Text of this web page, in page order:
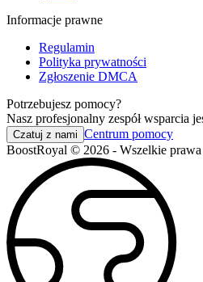
Informacje prawne
Regulamin
Polityka prywatności
Zgłoszenie DMCA
Potrzebujesz pomocy?
Nasz profesjonalny zespół wsparcia
Czatuj z nami Centrum pomocy
BoostRoyal © 2026 - Wszelkie prawa